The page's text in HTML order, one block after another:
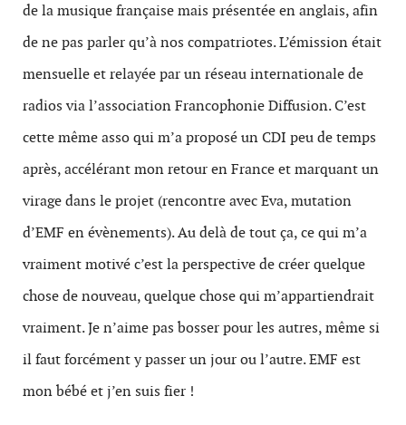
de la musique française mais présentée en anglais, afin
de ne pas parler qu’à nos compatriotes. L’émission était
mensuelle et relayée par un réseau internationale de
radios via l’association Francophonie Diffusion. C’est
cette même asso qui m’a proposé un CDI peu de temps
après, accélérant mon retour en France et marquant un
virage dans le projet (rencontre avec Eva, mutation
d’EMF en évènements). Au delà de tout ça, ce qui m’a
vraiment motivé c’est la perspective de créer quelque
chose de nouveau, quelque chose qui m’appartiendrait
vraiment. Je n’aime pas bosser pour les autres, même si
il faut forcément y passer un jour ou l’autre. EMF est
mon bébé et j’en suis fier !